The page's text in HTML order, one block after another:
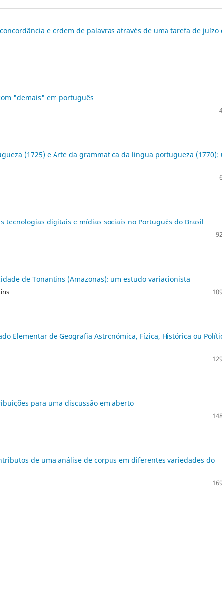
e ordem de palavras através de uma tarefa de juízo
"demais" em português
(1725) e Arte da grammatica da lingua portugueza (1770):
tecnologias digitais e mídias sociais no Português do Brasil
de Tonantins (Amazonas): um estudo variacionista
Elementar de Geografia Astronómica, Fízica, Histórica ou
para uma discussão em aberto
de uma análise de corpus em diferentes variedades do